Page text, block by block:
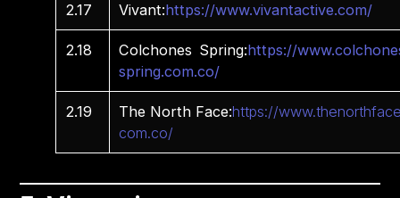
2.17 Vivant:https://www.vivantactive.com/
2.18 Colchones Spring:https://
spring.com.co/
2.19 The North Face:https://
com.co/